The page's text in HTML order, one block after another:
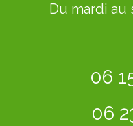
Du mardi au
06
06